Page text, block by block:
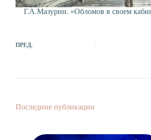
Г.А.Мазурин. «Обломов в своем
ПРЕД.
Последние публикации